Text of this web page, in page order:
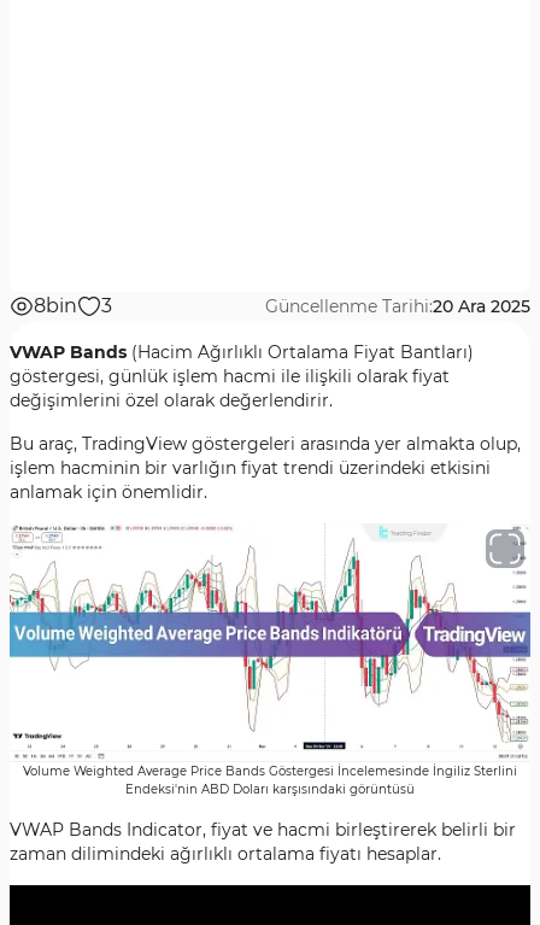
8bin 3 Güncellenme Tarihi:20 Ara 2025
VWAP Bands (Hacim Ağırlıklı Ortalama Fiyat Bantları)
göstergesi, günlük işlem hacmi ile ilişkili olarak fiyat
değişimlerini özel olarak değerlendirir.
Bu araç, TradingView göstergeleri arasında yer almakta olup,
işlem hacminin bir varlığın fiyat trendi üzerindeki etkisini
anlamak için önemlidir.
Volume Weighted Average Price Bands Göstergesi İncelemesinde İngiliz Sterlini
Endeksi'nin ABD Doları karşısındaki görüntüsü
VWAP Bands Indicator, fiyat ve hacmi birleştirerek belirli bir
zaman dilimindeki ağırlıklı ortalama fiyatı hesaplar.